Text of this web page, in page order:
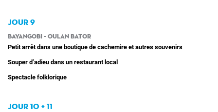
JOUR 9
BayanGobi – Oulan Bator
Petit arrêt dans une boutique de cachemire et autres souvenirs
Souper d’adieu dans un restaurant local
Spectacle folklorique
JOUR 10 + 11